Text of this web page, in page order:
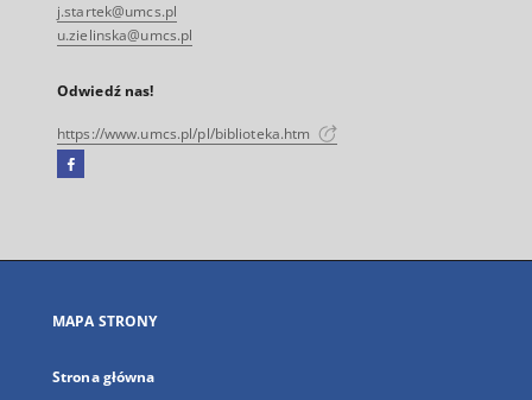
j.startek@umcs.pl
u.zielinska@umcs.pl
Odwiedź nas!
https://www.umcs.pl/pl/biblioteka.htm
Facebook
się
karcie
MAPA STRONY
Strona główna